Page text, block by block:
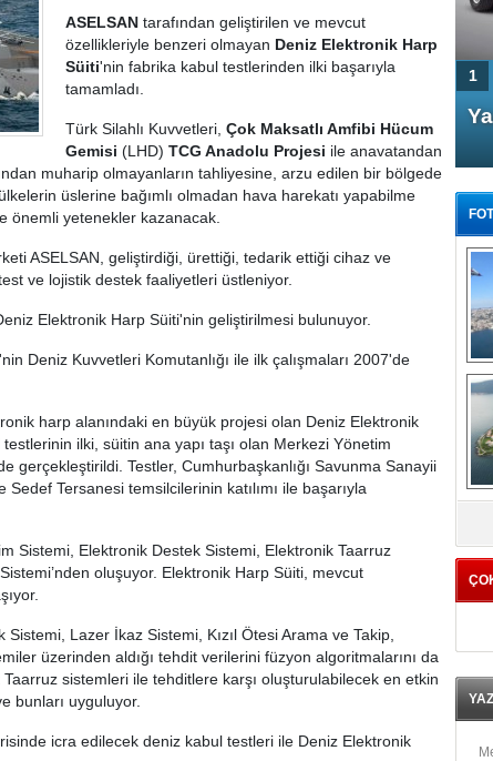
ASELSAN tarafından geliştirilen ve mevcut
özellikleriyle benzeri olmayan Deniz Elektronik Harp
Süiti'nin fabrika kabul testlerinden ilki başarıyla
tamamladı.
Türk Silahlı Kuvvetleri, Çok Maksatlı Amfibi Hücum
Gemisi (LHD) TCG Anadolu Projesi ile anavatandan
muharip olmayanların tahliyesine, arzu edilen bir bölgede
üslerine bağımlı olmadan hava harekatı yapabilme
önemli yetenekler kazanacak.
ASELSAN, geliştirdiği, ürettiği, tedarik ettiği cihaz ve
ve lojistik destek faaliyetleri üstleniyor.
Elektronik Harp Süiti'nin geliştirilmesi bulunuyor.
Deniz Kuvvetleri Komutanlığı ile ilk çalışmaları 2007'de
harp alanındaki en büyük projesi olan Deniz Elektronik
ilki, süitin ana yapı taşı olan Merkezi Yönetim
gerçekleştirildi. Testler, Cumhurbaşkanlığı Savunma Sanayii
Sedef Tersanesi temsilcilerinin katılımı ile başarıyla
Sistemi, Elektronik Destek Sistemi, Elektronik Taarruz
oluşuyor. Elektronik Harp Süiti, mevcut
Lazer İkaz Sistemi, Kızıl Ötesi Arama ve Takip,
üzerinden aldığı tehdit verilerini füzyon algoritmalarını da
sistemleri ile tehditlere karşı oluşturulabilecek en etkin
bunları uyguluyor.
icra edilecek deniz kabul testleri ile Deniz Elektronik
Türkiye'de satışa çıktı
1